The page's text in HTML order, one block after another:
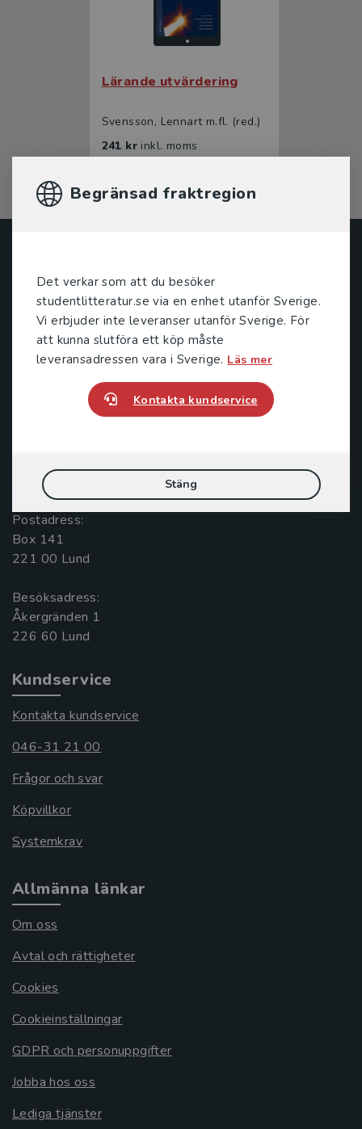
Begränsad fraktregion
Det verkar som att du besöker
studentlitteratur.se via en enhet utanför Sverige.
Vi erbjuder inte leveranser utanför Sverige. För
att kunna slutföra ett köp måste
leveransadressen vara i Sverige. Läs mer
Kontakta kundservice
Stäng
Lärande utvärdering
Svensson, Lennart m.fl. (red.)
241 kr inkl. moms
Studentlitteratur grundades 1963 och är idag Sveriges
ledande utbildningsförlag. Med läromedel, kurslitteratur,
facklitteratur, utbildningar och digitala
informationstjänster i utbudet, finns Studentlitteratur med
Kontakta oss
046-31 20 00
Postadress:
Box 141
221 00 Lund
Besöksadress:
Åkergränden 1
Kundservice
Kontakta kundservice
046-31 21 00
Frågor och svar
Köpvillkor
Systemkrav
Allmänna länkar
Om oss
Avtal och rättigheter
Cookies
Cookieinställningar
GDPR och personuppgifter
Jobba hos oss
Lediga tjänster